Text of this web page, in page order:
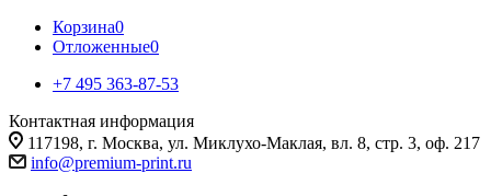
Корзина0
Отложенные0
+7 495 363-87-53
Контактная информация
117198, г. Москва, ул. Миклухо-Маклая, вл. 8, стр. 3, оф. 217
info@premium-print.ru